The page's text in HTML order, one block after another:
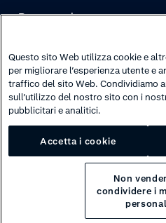
Pagamenti
Autenticazione
Disclaimer ·
Questo sito Web utilizza cookie e
per migliorare l’esperienza utente e
traffico del sito Web. Condividiamo
sull’utilizzo del nostro sito con i
pubblicitari e analitici.
Accetta i cookie
Non
condividere i